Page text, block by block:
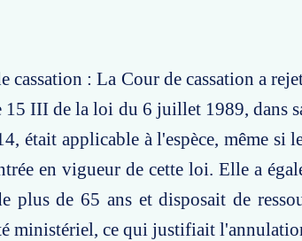
cassation : La Cour de cassation a
III de la loi du 6 juillet 1989, dans
était applicable à l'espèce, même si
en vigueur de cette loi. Elle a
plus de 65 ans et disposait de
ministériel, ce qui justifiait